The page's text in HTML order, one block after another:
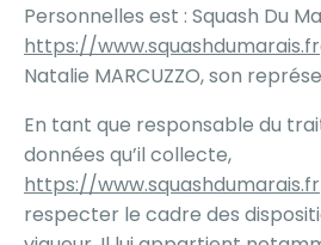
Personnelles est : Squash Du
https://www.squashdumarais.fr
Natalie MARCUZZO, son
En tant que responsable du
données qu’il collecte,
https://www.squashdumarais.fr
respecter le cadre des